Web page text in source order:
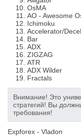
OsMA
AO - Awesome
Ichimoku
Accelerator/
Bar
ADX
ZIGZAG
ATR
ADX Wilder
Fractals
Внимание! Это
стратегий! Вы
требования!
Expforex - Vladon